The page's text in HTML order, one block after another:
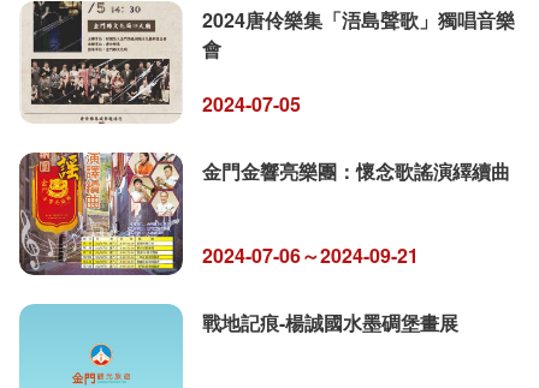
2024唐伶樂集「浯島聲歌」獨唱音樂
會
2024-07-05
金門金響亮樂團：懷念歌謠演繹續曲
2024-07-06～2024-09-21
戰地記痕-楊誠國水墨碉堡畫展